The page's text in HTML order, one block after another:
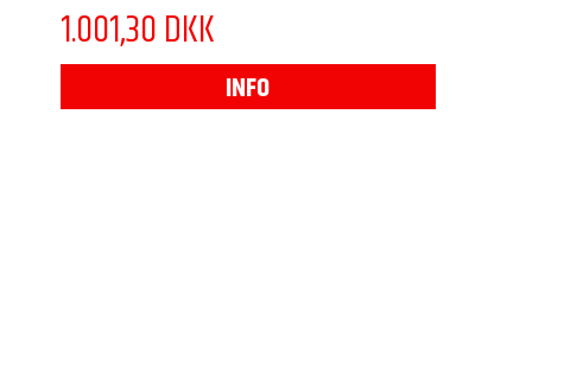
1.001,30 DKK
INFO